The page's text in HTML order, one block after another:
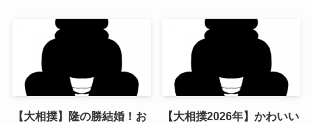
【大相撲】隆の勝結婚！お
【大相撲2026年】かわいい